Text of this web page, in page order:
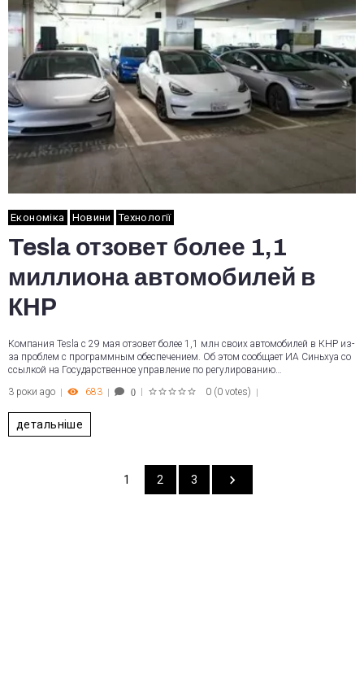
Економіка Новини Технології
Tesla отзовет более 1,1
миллиона автомобилей в
КНР
Компания Tesla с 29 мая отзовет более 1,1 млн своих автомобилей в КНР из-
за проблем с программным обеспечением. Об этом сообщает ИА Синьхуа со
ссылкой на Государственное управление по регулированию…
3 роки ago
683 0 0 (0 votes)
детальніше
1 2 3